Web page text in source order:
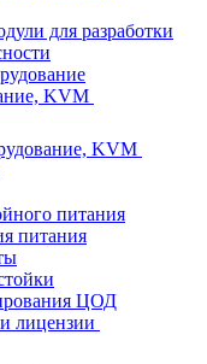
для разработки
KVM
KVM
питания
питания
ЦОД
лицензии